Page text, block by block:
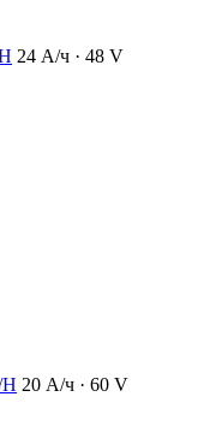
24 А/ч · 48 V
20 А/ч · 60 V